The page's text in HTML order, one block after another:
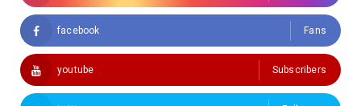
facebook Fans
youtube Subscribers